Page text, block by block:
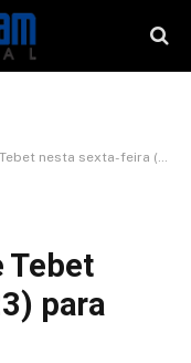
feira (23) para definir ministério
Tebet
para